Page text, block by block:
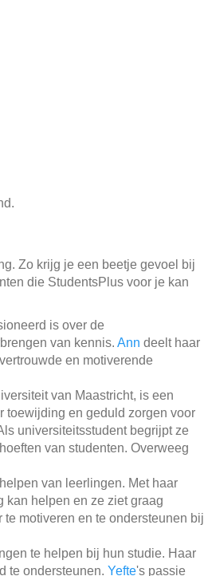
Zo krijg je een beetje gevoel bij
die StudentsPlus voor je kan
is over de
van kennis. Ann deelt haar
en motiverende
van Maastricht, is een
toewijding en geduld zorgen voor
universiteitsstudent begrijpt ze
van studenten. Overweeg
van leerlingen. Met haar
kan helpen en ze ziet graag
te motiveren en te ondersteunen bij
te helpen bij hun studie. Haar
te ondersteunen. Yefte's passie